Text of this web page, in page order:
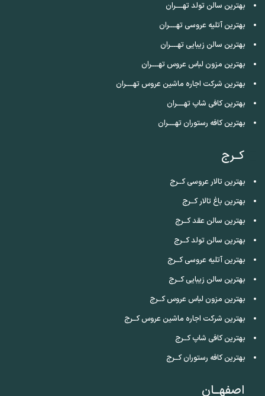
بهترین سالن تولد تهــــران
بهترین آتلیه عروسی تهــــران
بهترین سالن زیبایی تهــــران
بهترین مزون لباس عروس تهــــران
بهترین شرکت اجاره ماشین عروس تهــــران
بهترین کافی شاپ تهــــران
بهترین کافه رستوران تهــــران
کــرج
بهترین تالار عروسی کــرج
بهترین باغ تالار کــرج
بهترین سالن عقد کــرج
بهترین سالن تولد کــرج
بهترین آتلیه عروسی کــرج
بهترین سالن زیبایی کــرج
بهترین مزون لباس عروس کــرج
بهترین شرکت اجاره ماشین عروس کــرج
بهترین کافی شاپ کــرج
بهترین کافه رستوران کــرج
اصفهــان